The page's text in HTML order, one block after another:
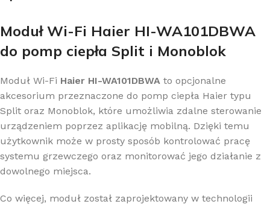
Moduł Wi-Fi Haier HI-WA101DBWA
do pomp ciepła Split i Monoblok
Moduł Wi-Fi Haier HI-WA101DBWA to opcjonalne
akcesorium przeznaczone do pomp ciepła Haier typu
Split oraz Monoblok, które umożliwia zdalne sterowanie
urządzeniem poprzez aplikację mobilną. Dzięki temu
użytkownik może w prosty sposób kontrolować pracę
systemu grzewczego oraz monitorować jego działanie z
dowolnego miejsca.
Co więcej, moduł został zaprojektowany w technologii